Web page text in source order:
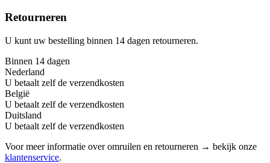
Retourneren
U kunt uw bestelling binnen 14 dagen retourneren.
Binnen 14 dagen
Nederland
U betaalt zelf de verzendkosten
België
U betaalt zelf de verzendkosten
Duitsland
U betaalt zelf de verzendkosten
Voor meer informatie over omruilen en retourneren → bekijk onze
klantenservice.